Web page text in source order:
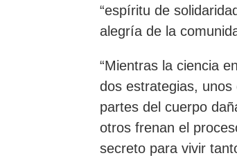
“espíritu de
alegría de la
“Mientras la ciencia
dos estrategias,
partes del cuerpo
otros frenan el
secreto para vivir